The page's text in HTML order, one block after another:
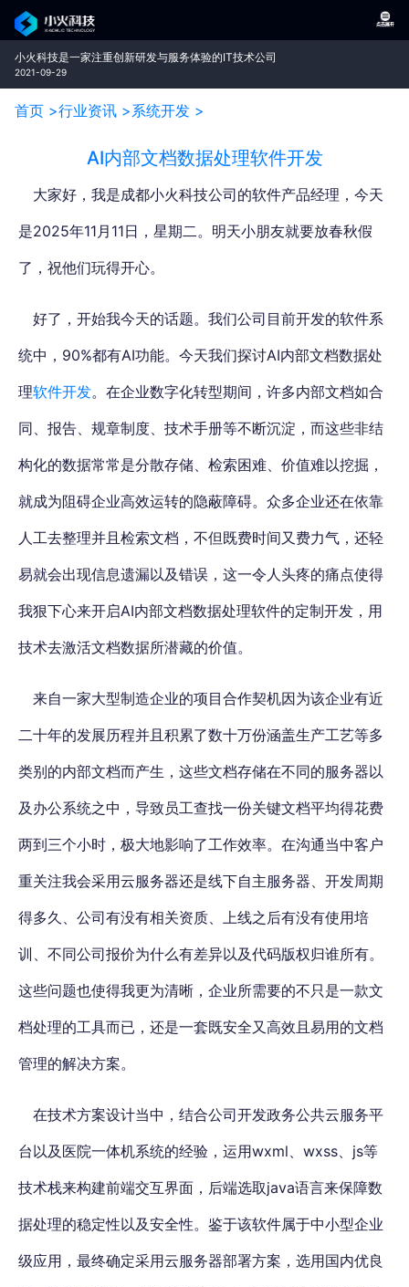
小火科技是一家注重创新研发与服务体验的IT技术公司
2021-09-29
首页 >行业资讯 >系统开发 >
AI内部文档数据处理软件开发
大家好，我是成都小火科技公司的软件产品经理，今天
是2025年11月11日，星期二。明天小朋友就要放春秋假
了，祝他们玩得开心。
好了，开始我今天的话题。我们公司目前开发的软件系
统中，90%都有AI功能。今天我们探讨AI内部文档数据处
理软件开发。在企业数字化转型期间，许多内部文档如合
同、报告、规章制度、技术手册等不断沉淀，而这些非结
构化的数据常常是分散存储、检索困难、价值难以挖掘，
就成为阻碍企业高效运转的隐蔽障碍。众多企业还在依靠
人工去整理并且检索文档，不但既费时间又费力气，还轻
易就会出现信息遗漏以及错误，这一令人头疼的痛点使得
我狠下心来开启AI内部文档数据处理软件的定制开发，用
技术去激活文档数据所潜藏的价值。
来自一家大型制造企业的项目合作契机因为该企业有近
二十年的发展历程并且积累了数十万份涵盖生产工艺等多
类别的内部文档而产生，这些文档存储在不同的服务器以
及办公系统之中，导致员工查找一份关键文档平均得花费
两到三个小时，极大地影响了工作效率。在沟通当中客户
重关注我会采用云服务器还是线下自主服务器、开发周期
得多久、公司有没有相关资质、上线之后有没有使用培
训、不同公司报价为什么有差异以及代码版权归谁所有。
这些问题也使得我更为清晰，企业所需要的不只是一款文
档处理的工具而已，还是一套既安全又高效且易用的文档
管理的解决方案。
在技术方案设计当中，结合公司开发政务公共云服务平
台以及医院一体机系统的经验，运用wxml、wxss、js等
技术栈来构建前端交互界面，后端选取java语言来保障数
据处理的稳定性以及安全性。鉴于该软件属于中小型企业
级应用，最终确定采用云服务器部署方案，选用国内优良